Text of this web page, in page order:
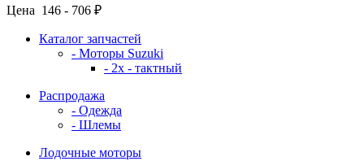
Цена 146 - 706 ₽
Каталог запчастей
- Моторы Suzuki
- 2x - тактный
Распродажа
- Одежда
- Шлемы
Лодочные моторы